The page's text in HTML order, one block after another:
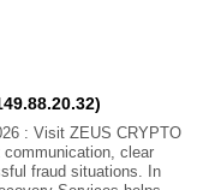
: Visit ZEUS CRYPTO
clear
fraud situations. In